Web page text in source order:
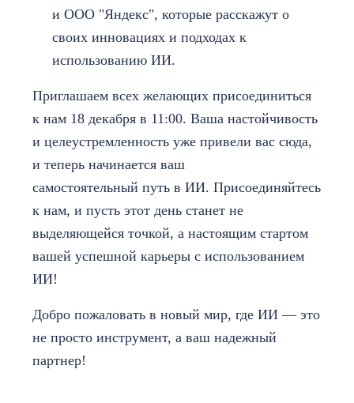
и ООО "Яндекс", которые расскажут о
своих инновациях и подходах к
использованию ИИ.
Приглашаем всех желающих присоединиться
к нам 18 декабря в 11:00. Ваша настойчивость
и целеустремленность уже привели вас сюда,
и теперь начинается ваш
самостоятельный путь в ИИ. Присоединяйтесь
к нам, и пусть этот день станет не
выделяющейся точкой, а настоящим стартом
вашей успешной карьеры с использованием
ИИ!
Добро пожаловать в новый мир, где ИИ — это
не просто инструмент, а ваш надежный
партнер!